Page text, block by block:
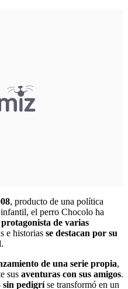
, producto de una política
el perro Chocolo ha
protagonista de varias
e historias se destacan por su
.
de una serie propia,
sus aventuras con sus amigos.
sin pedigríse transformó en un